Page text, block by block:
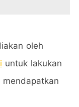
oleh
untuk lakukan